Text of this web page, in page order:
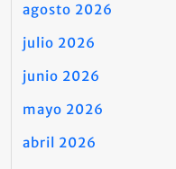
agosto 2026
julio 2026
junio 2026
mayo 2026
abril 2026